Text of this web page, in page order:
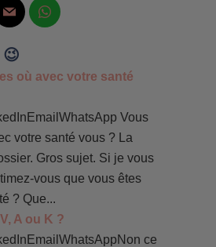
où avec votre santé
Vous
votre santé vous ? La
Gros sujet. Si je vous
vous que vous êtes
? Que...
A ou K ?
ce